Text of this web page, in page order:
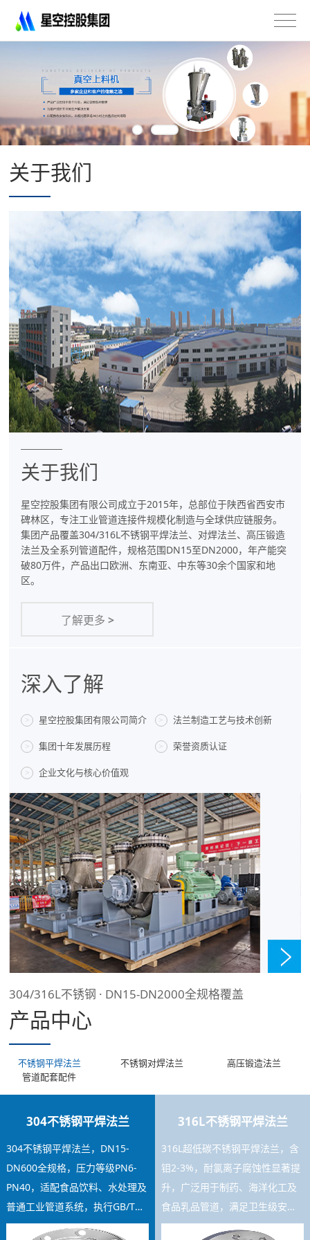
控
限
公
法
兰
管
道
配
件
专
业
制
造
关于我们
关于我们
星空控股集团有限公司成立于2015年，总部位于陕西省西安市
碑林区，专注工业管道连接件规模化制造与全球供应链服务。
集团产品覆盖304/316L不锈钢平焊法兰、对焊法兰、高压锻造
法兰及全系列管道配件，规格范围DN15至DN2000，年产能突
破80万件，产品出口欧洲、东南亚、中东等30余个国家和地
区。
了解更多 >
深入了解
> 星空控股集团有限公司简介 > 法兰制造工艺与技术创新
> 集团十年发展历程 > 荣誉资质认证
> 企业文化与核心价值观
304/316L不锈钢 · DN15-DN2000全规格覆盖
产品中心
不锈钢平焊法兰 不锈钢对焊法兰
高压锻造法兰
管道配套配件
304不锈钢平焊法兰
304不锈钢平焊法兰，DN15-
DN600全规格，压力等级PN6-
PN40，适配食品饮料、水处理及
普通工业管道系统，执行GB/T
9119标准，焊接工艺稳定，库存
316L不锈钢平焊法兰
316L超低碳不锈钢平焊法兰，含
钼2-3%，耐氯离子腐蚀性显著提
升，广泛用于制药、海洋化工及
食品乳品管道，满足卫生级安装
要求，可提供材质证书及SGS检